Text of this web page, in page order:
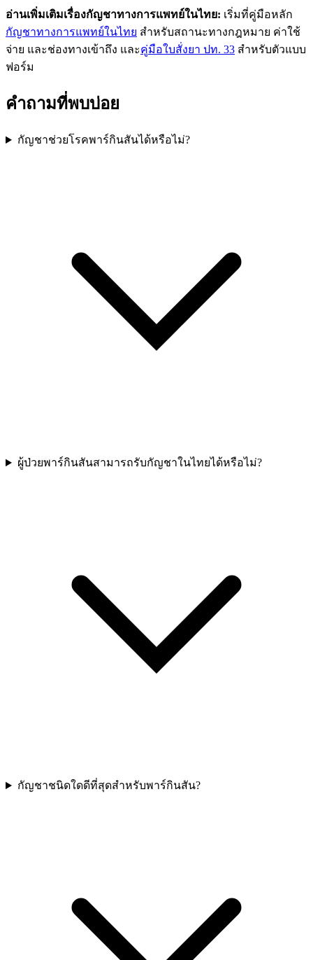
อ่านเพิ่มเติมเรื่องกัญชาทางการแพทย์ในไทย: เริ่มที่คู่มือหลัก
กัญชาทางการแพทย์ในไทย สำหรับสถานะทางกฎหมาย ค่าใช้
จ่าย และช่องทางเข้าถึง และคู่มือใบสั่งยา ปท. 33 สำหรับตัวแบบ
ฟอร์ม
คำถามที่พบบ่อย
กัญชาช่วยโรคพาร์กินสันได้หรือไม่?
ผู้ป่วยพาร์กินสันสามารถรับกัญชาในไทยได้หรือไม่?
กัญชาชนิดใดดีที่สุดสำหรับพาร์กินสัน?